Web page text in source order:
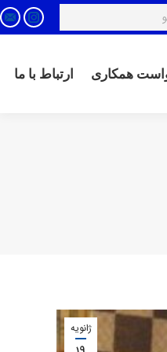
همکاری ارتباط با ما
ژانویه